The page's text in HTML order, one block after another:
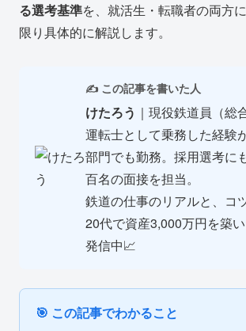
る選考基準を、就活生・転職者の両方
限り具体的に解説します。
✍️ この記事を書いた人
けたろう ｜現役鉄道員（総
運転士として乗務した経験
部門でも勤務。採用選考に
百名の面接を担当。
鉄道の仕事のリアルと、コ
20代で資産3,000万円を築
発信中📈
🎯 この記事でわかること